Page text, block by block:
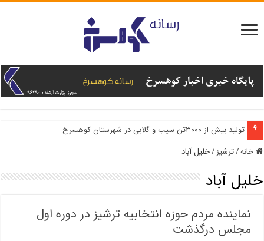
تولید بیش از ۳۰۰۰تن سیب و گلابی در شهرستان کوهسرخ
خانه/ترشیز /خلیل آباد
خلیل آباد
نماینده مردم حوزه انتخابیه ترشیز در دوره اول
مجلس درگذشت